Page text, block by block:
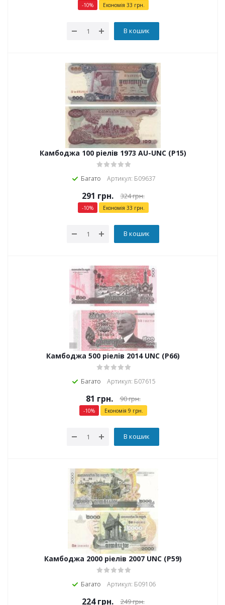
-10% Економія 33 грн.
В кошик
Камбоджа 100 ріелів 1973 AU-UNC (P15)
Багато Артикул: Б09637
291 грн. 324грн.
-10% Економія 33 грн.
В кошик
Камбоджа 500 ріелів 2014 UNC (P66)
Багато Артикул: Б07615
81 грн. 90грн.
-10% Економія 9 грн.
В кошик
Камбоджа 2000 ріелів 2007 UNC (P59)
Багато Артикул: Б09106
224грн. 249грн.